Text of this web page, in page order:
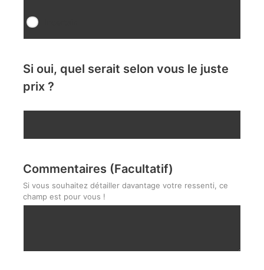
Si oui, quel serait selon vous le juste
prix ?
Commentaires (Facultatif)
Si vous souhaitez détailler davantage votre ressenti, ce
champ est pour vous !